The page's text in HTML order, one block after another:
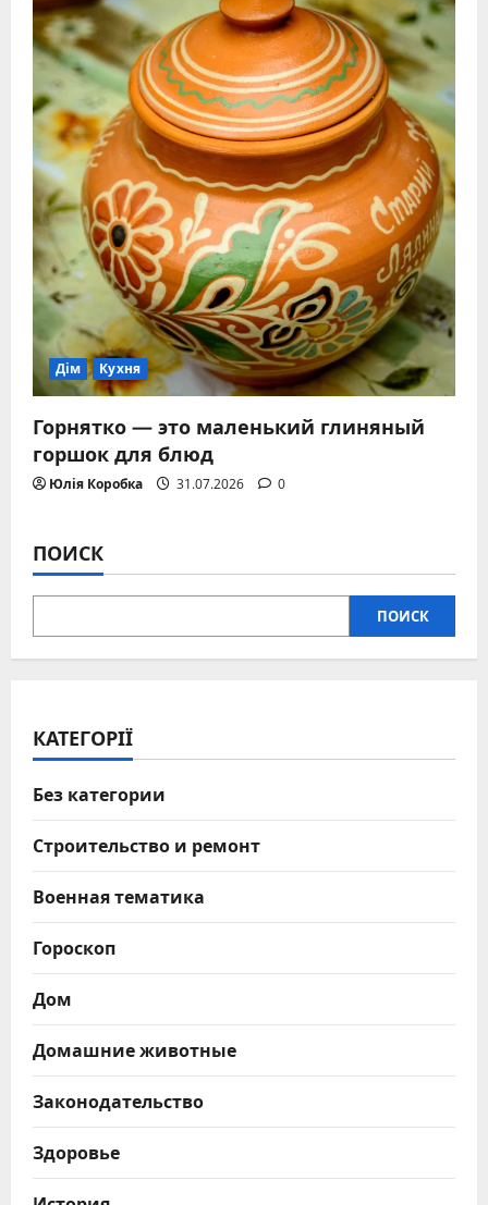
Дім Кухня
Горнятко — это маленький глиняный
горшок для блюд
Юлія Коробка 31.07.2026 0
ПОИСК
ПОИСК
КАТЕГОРІЇ
Без категории
Строительство и ремонт
Военная тематика
Гороскоп
Дом
Домашние животные
Законодательство
Здоровье